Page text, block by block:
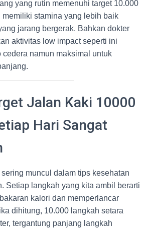
yang rutin memenuhi target 10.000
memiliki stamina yang lebih baik
jarang bergerak. Bahkan dokter
aktivitas low impact seperti ini
cedera namun maksimal untuk
Jalan Kaki 10000
Hari Sangat
muncul dalam tips kesehatan
Setiap langkah yang kita ambil berarti
kalori dan memperlancar
dihitung, 10.000 langkah setara
tergantung panjang langkah